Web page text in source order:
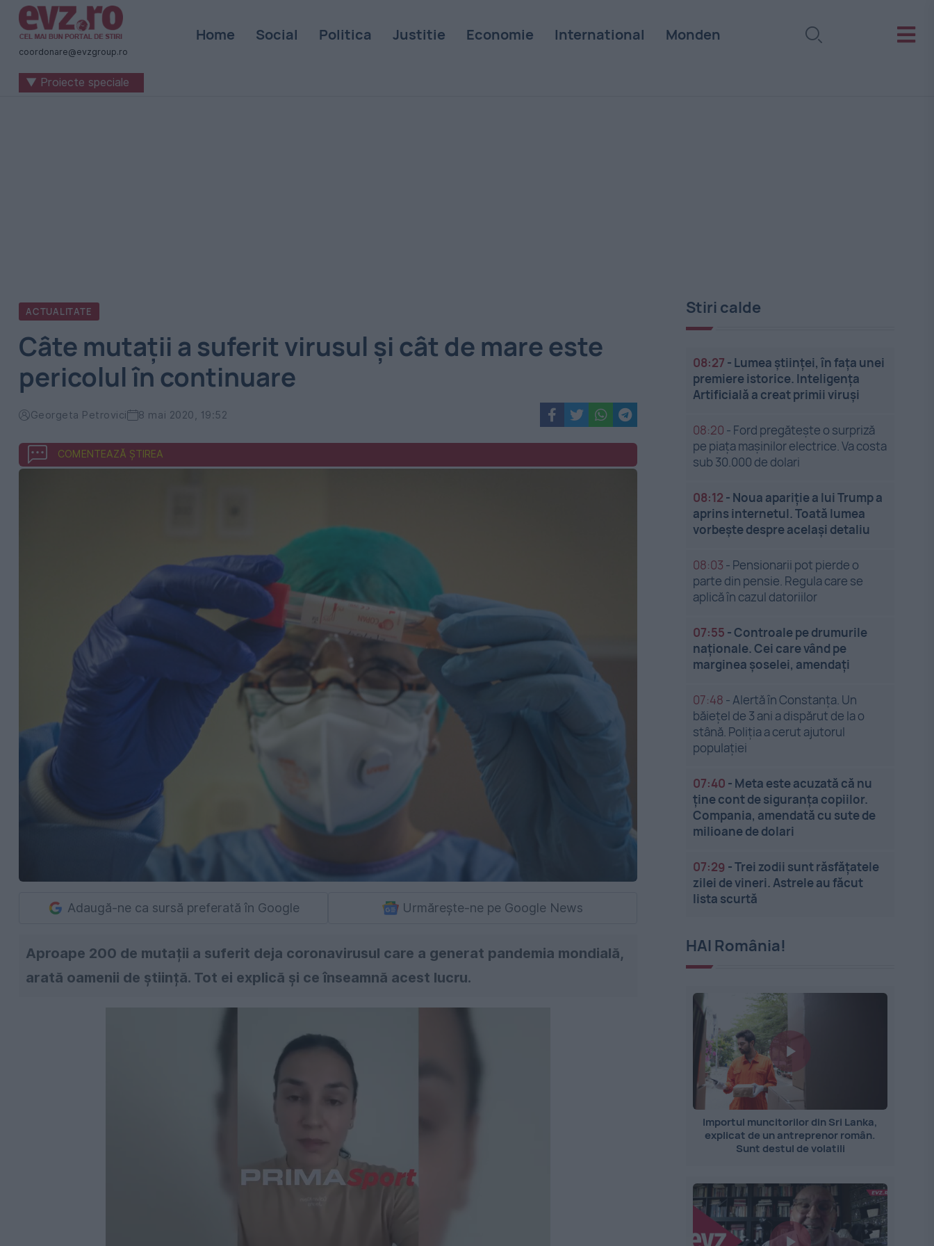
Știri
naționale
internaționale
coordonare@evzgroup.ro
Home Social Politica Justitie Economie International Monden
▼ Proiecte speciale
ACTUALITATE
Câte mutații a suferit virusul și cât de mare este
pericolul în continuare
Georgeta Petrovici 8 mai 2020, 19:52
COMENTEAZĂ ȘTIREA
Adaugă-ne ca sursă preferată în Google Urmărește-ne pe Google News
Aproape 200 de mutații a suferit deja coronavirusul care a generat pandemia mondială,
arată oamenii de știință. Tot ei explică și ce înseamnă acest lucru.
Stiri calde
08:27 - Lumea științei, în fața unei
premiere istorice. Inteligența
Artificială a creat primii viruși
08:20 - Ford pregătește o surpriză
pe piața mașinilor electrice. Va costa
sub 30.000 de dolari
08:12 - Noua apariție a lui Trump a
aprins internetul. Toată lumea
vorbește despre același detaliu
08:03 - Pensionarii pot pierde o
parte din pensie. Regula care se
aplică în cazul datoriilor
07:55 -Controale pe drumurile
naționale. Cei care vând pe
marginea șoselei, amendați
07:48 -Alertă în Constanța. Un
băiețel de 3 ani a dispărut de la o
stână. Poliția a cerut ajutorul
populației
07:40 - Meta este acuzată că nu
ține cont de siguranța copiilor.
Compania, amendată cu sute de
milioane de dolari
07:29 -Trei zodii sunt răsfățatele
zilei de vineri. Astrele au făcut
lista scurtă
HAI România!
Importul muncitorilor din Sri Lanka,
explicat de un antreprenor român.
Sunt destul de volatili